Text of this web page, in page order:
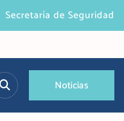
Secretaría de Seguridad
Noticias